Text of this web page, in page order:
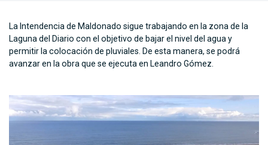
La Intendencia de Maldonado sigue trabajando en la zona de la
Laguna del Diario con el objetivo de bajar el nivel del agua y
permitir la colocación de pluviales. De esta manera, se podrá
avanzar en la obra que se ejecuta en Leandro Gómez.